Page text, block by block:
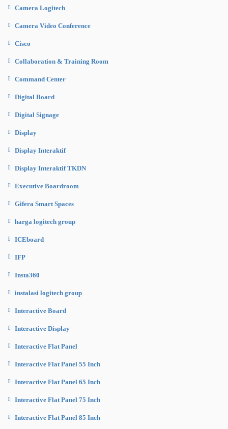
Camera Logitech
Camera Video Conference
Cisco
Collaboration & Training Room
Command Center
Digital Board
Digital Signage
Display
Display Interaktif
Display Interaktif TKDN
Executive Boardroom
Gifera Smart Spaces
harga logitech group
ICEboard
IFP
Insta360
instalasi logitech group
Interactive Board
Interactive Display
Interactive Flat Panel
Interactive Flat Panel 55 Inch
Interactive Flat Panel 65 Inch
Interactive Flat Panel 75 Inch
Interactive Flat Panel 85 Inch